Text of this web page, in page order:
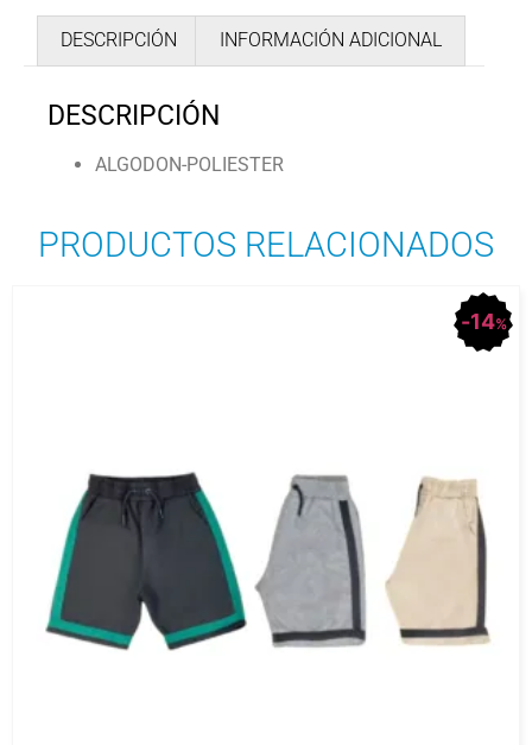
DESCRIPCIÓN INFORMACIÓN ADICIONAL
DESCRIPCIÓN
ALGODON-POLIESTER
PRODUCTOS RELACIONADOS
14%